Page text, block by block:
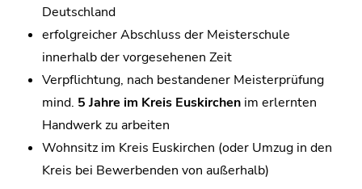
Deutschland
erfolgreicher Abschluss der Meisterschule
innerhalb der vorgesehenen Zeit
Verpflichtung, nach bestandener Meisterprüfung
mind. 5 Jahre im Kreis Euskirchen im erlernten
Handwerk zu arbeiten
Wohnsitz im Kreis Euskirchen (oder Umzug in den
Kreis bei Bewerbenden von außerhalb)